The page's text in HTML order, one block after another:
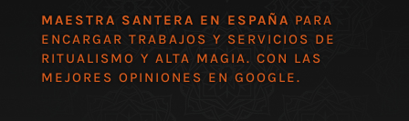
MAESTRA SANTERA EN ESPAÑA PARA
ENCARGAR TRABAJOS Y SERVICIOS DE
RITUALISMO Y ALTA MAGIA. CON LAS
MEJORES OPINIONES EN GOOGLE.